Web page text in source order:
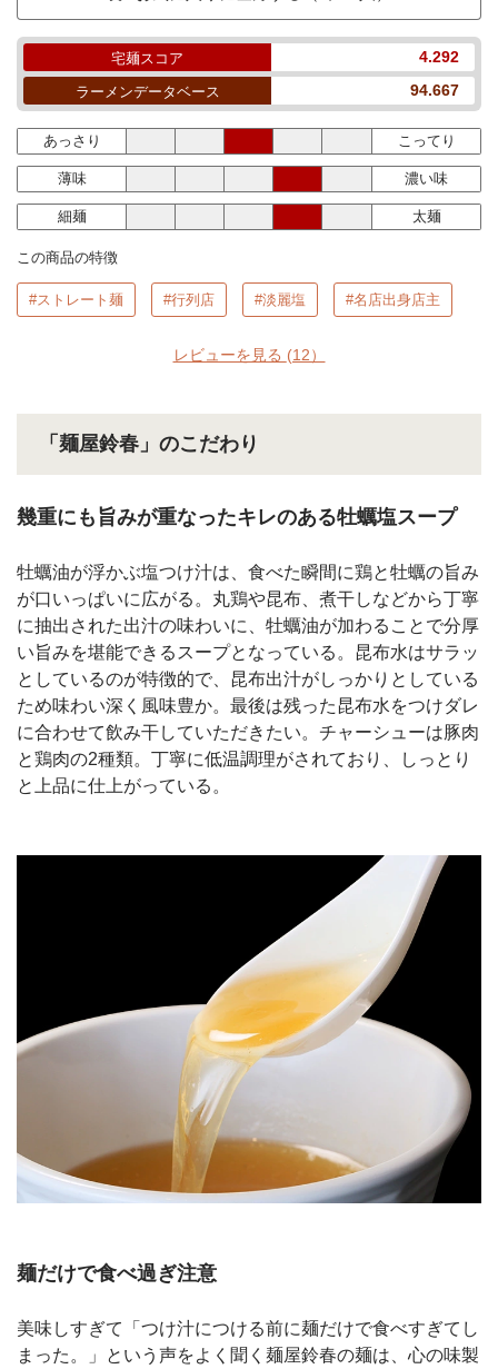
宅麺スコア 4.292
ラーメンデータベース 94.667
あっさり こってり
薄味 濃い味
細麺 太麺
この商品の特徴
#ストレート麺 #行列店 #淡麗塩 #名店出身店主
レビューを見る (12）
「麺屋鈴春」のこだわり
幾重にも旨みが重なったキレのある牡蠣塩スープ
牡蠣油が浮かぶ塩つけ汁は、食べた瞬間に鶏と牡蠣の旨み
が口いっぱいに広がる。丸鶏や昆布、煮干しなどから丁寧
に抽出された出汁の味わいに、牡蠣油が加わることで分厚
い旨みを堪能できるスープとなっている。昆布水はサラッ
としているのが特徴的で、昆布出汁がしっかりとしている
ため味わい深く風味豊か。最後は残った昆布水をつけダレ
に合わせて飲み干していただきたい。チャーシューは豚肉
と鶏肉の2種類。丁寧に低温調理がされており、しっとり
と上品に仕上がっている。
麺だけで食べ過ぎ注意
美味しすぎて「つけ汁につける前に麺だけで食べすぎてし
まった。」という声をよく聞く麺屋鈴春の麺は、心の味製